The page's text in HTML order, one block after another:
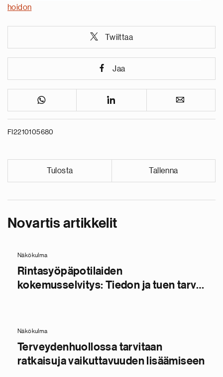
hoidon
Twiittaa
Jaa
FI2210105680
Tulosta Tallenna
Novartis artikkelit
Näkökulma
Rintasyöpäpotilaiden
kokemusselvitys: Tiedon ja tuen tarve
Näkökulma
Terveydenhuollossa tarvitaan
ratkaisuja vaikuttavuuden lisäämiseen